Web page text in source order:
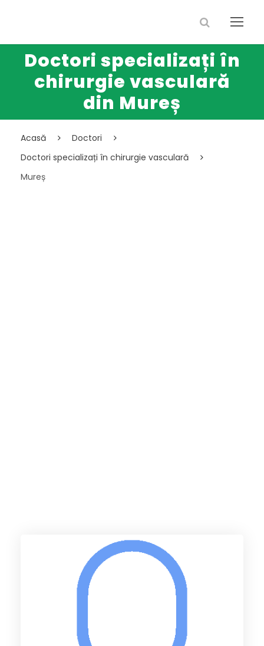
Doctori specializați în
chirurgie vasculară
din Mureș
Acasă
Doctori
Doctori specializați în chirurgie vasculară
Mureș